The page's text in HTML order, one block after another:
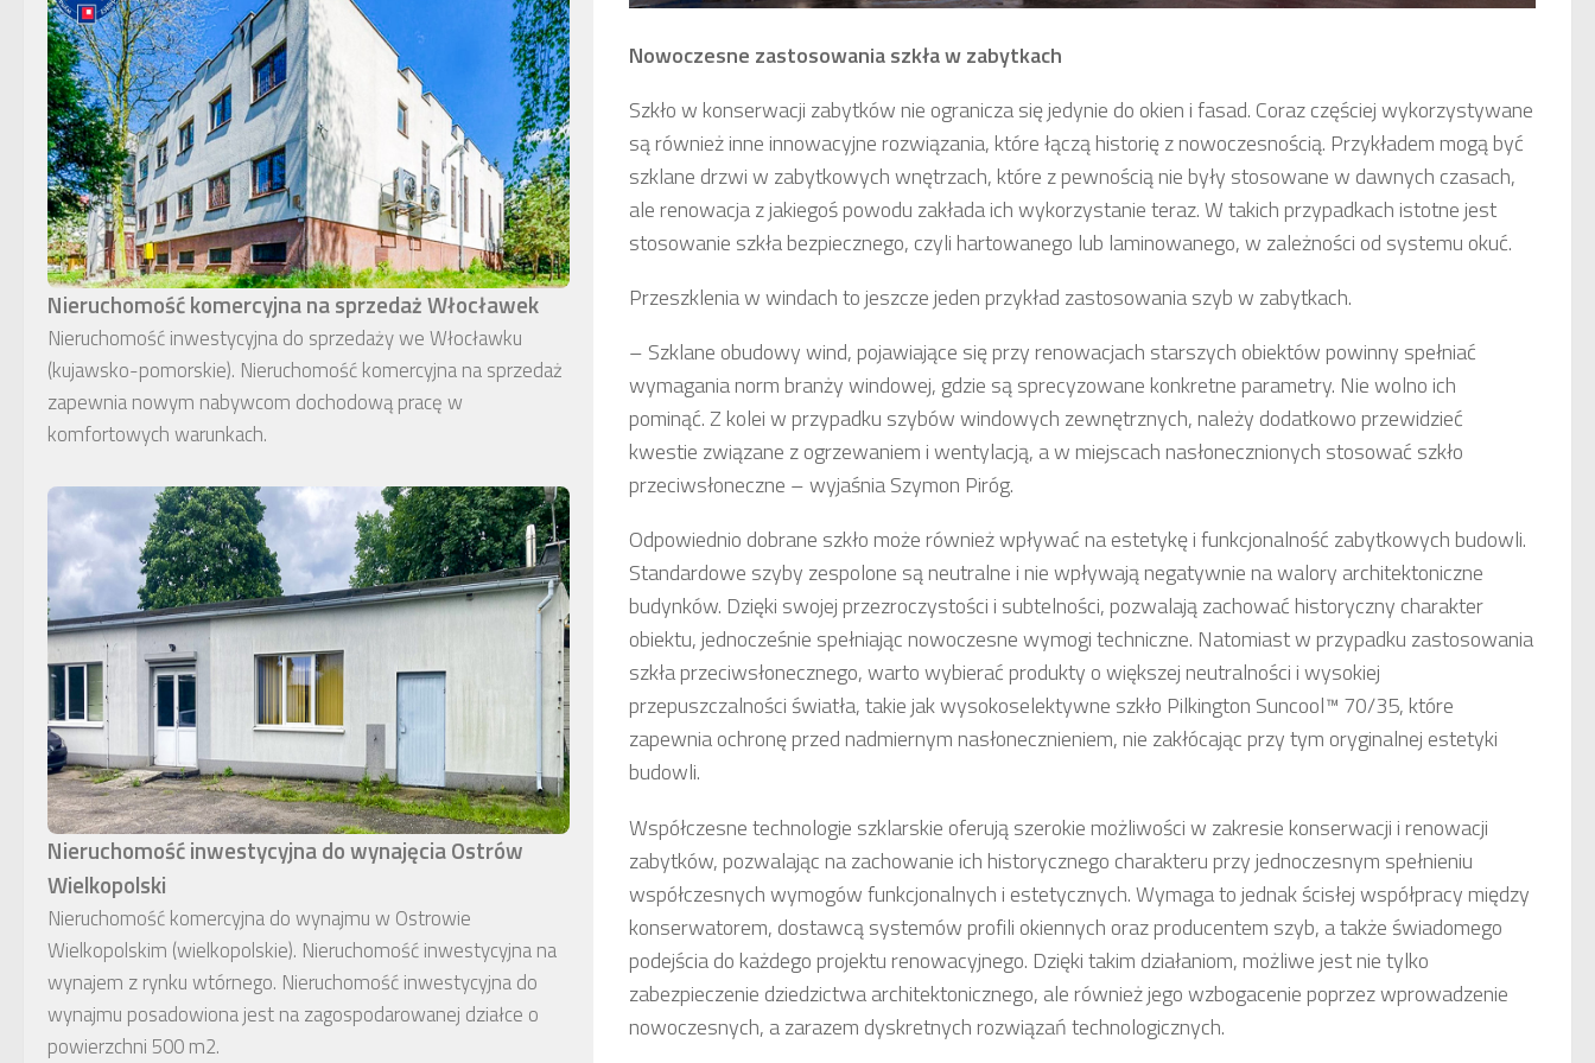
Nowoczesne zastosowania szkła w zabytkach
Szkło w konserwacji zabytków nie ogranicza się jedynie do okien i fasad. Coraz częściej wykorzystywane
są również inne innowacyjne rozwiązania, które łączą historię z nowoczesnością. Przykładem mogą być
szklane drzwi w zabytkowych wnętrzach, które z pewnością nie były stosowane w dawnych czasach,
ale renowacja z jakiegoś powodu zakłada ich wykorzystanie teraz. W takich przypadkach istotne jest
stosowanie szkła bezpiecznego, czyli hartowanego lub laminowanego, w zależności od systemu okuć.
Przeszklenia w windach to jeszcze jeden przykład zastosowania szyb w zabytkach.
– Szklane obudowy wind, pojawiające się przy renowacjach starszych obiektów powinny spełniać
wymagania norm branży windowej, gdzie są sprecyzowane konkretne parametry. Nie wolno ich
pominąć. Z kolei w przypadku szybów windowych zewnętrznych, należy dodatkowo przewidzieć
kwestie związane z ogrzewaniem i wentylacją, a w miejscach nasłonecznionych stosować szkło
przeciwsłoneczne – wyjaśnia Szymon Piróg.
Odpowiednio dobrane szkło może również wpływać na estetykę i funkcjonalność zabytkowych budowli.
Standardowe szyby zespolone są neutralne i nie wpływają negatywnie na walory architektoniczne
budynków. Dzięki swojej przezroczystości i subtelności, pozwalają zachować historyczny charakter
obiektu, jednocześnie spełniając nowoczesne wymogi techniczne. Natomiast w przypadku zastosowania
szkła przeciwsłonecznego, warto wybierać produkty o większej neutralności i wysokiej
przepuszczalności światła, takie jak wysokoselektywne szkło Pilkington Suncool™ 70/35, które
zapewnia ochronę przed nadmiernym nasłonecznieniem, nie zakłócając przy tym oryginalnej estetyki
budowli.
Współczesne technologie szklarskie oferują szerokie możliwości w zakresie konserwacji i renowacji
zabytków, pozwalając na zachowanie ich historycznego charakteru przy jednoczesnym spełnieniu
współczesnych wymogów funkcjonalnych i estetycznych. Wymaga to jednak ścisłej współpracy między
konserwatorem, dostawcą systemów profili okiennych oraz producentem szyb, a także świadomego
podejścia do każdego projektu renowacyjnego. Dzięki takim działaniom, możliwe jest nie tylko
zabezpieczenie dziedzictwa architektonicznego, ale również jego wzbogacenie poprzez wprowadzenie
nowoczesnych, a zarazem dyskretnych rozwiązań technologicznych.
Nieruchomość komercyjna na sprzedaż Włocławek
Nieruchomość inwestycyjna do sprzedaży we Włocławku
(kujawsko-pomorskie). Nieruchomość komercyjna na sprzedaż
zapewnia nowym nabywcom dochodową pracę w
komfortowych warunkach.
Nieruchomość inwestycyjna do wynajęcia Ostrów
Wielkopolski
Nieruchomość komercyjna do wynajmu w Ostrowie
Wielkopolskim (wielkopolskie). Nieruchomość inwestycyjna na
wynajem z rynku wtórnego. Nieruchomość inwestycyjna do
wynajmu posadowiona jest na zagospodarowanej działce o
powierzchni 500 m2.